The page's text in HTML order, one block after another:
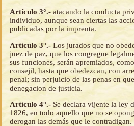
Artículo 3°.- atacando la conducta
individuo, aunque sean ciertas las
publicadas por la imprenta.
Artículo 3°.- Los jurados que no
juez de paz, que los congregue
sus funciones, serán apremiados,
consejil, hasta que obedezcan, con
penal; sin perjuicio de las penas en
denegacion de justicia.
Artículo 4°.- Se declara vijente la ley
1826, en todo aquello que no se
derogan las demás que le contradigan.